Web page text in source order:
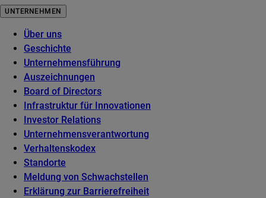
UNTERNEHMEN
Über uns
Geschichte
Unternehmensführung
Auszeichnungen
Board of Directors
Infrastruktur für Innovationen
Investor Relations
Unternehmensverantwortung
Verhaltenskodex
Standorte
Meldung von Schwachstellen
Erklärung zur Barrierefreiheit